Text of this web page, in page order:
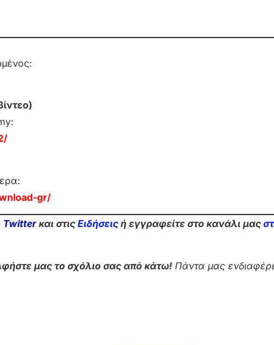
gr/
Twitter και στις Ειδήσεις ή εγγραφείτε στο κανάλι μας
μας το σχόλιο σας από κάτω! Πάντα μας